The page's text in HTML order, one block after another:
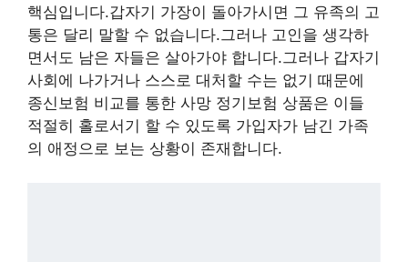
핵심입니다.갑자기 가장이 돌아가시면 그 유족의 고
통은 달리 말할 수 없습니다.그러나 고인을 생각하
면서도 남은 자들은 살아가야 합니다.그러나 갑자기
사회에 나가거나 스스로 대처할 수는 없기 때문에
종신보험 비교를 통한 사망 정기보험 상품은 이들
적절히 홀로서기 할 수 있도록 가입자가 남긴 가족
의 애정으로 보는 상황이 존재합니다.